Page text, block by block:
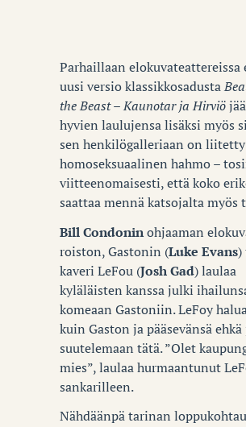
Parhaillaan elokuvateattereissa
uusi versio klassikkosadusta
the Beast – Kaunotar ja Hirviö
hyvien laulujensa lisäksi myös
sen henkilögalleriaan on liitetty
homoseksuaalinen hahmo –
viitteenomaisesti, että koko
saattaa mennä katsojalta myös
Bill Condoninohjaaman
roiston, Gastonin (Luke Evans)
kaveri LeFou (Josh Gad) laulaa
kyläläisten kanssa julki
komeaan Gastoniin. LeFoy
kuin Gaston ja pääsevänsä
suutelemaan tätä. ”Olet
mies”, laulaa hurmaantunut
sankarilleen.
Nähdäänpä tarinan